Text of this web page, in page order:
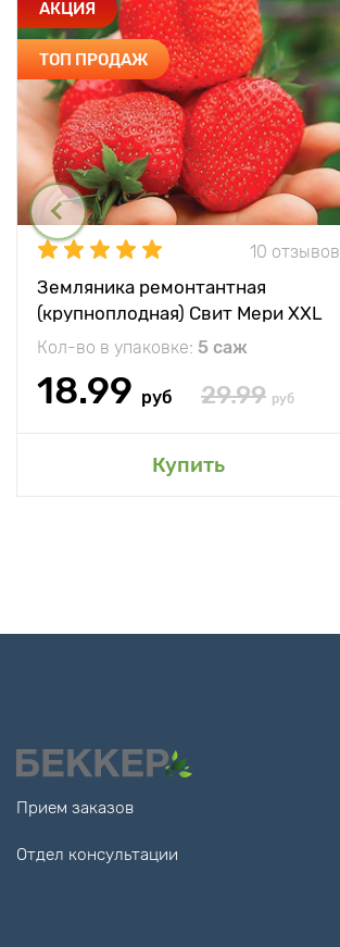
АКЦИЯ
ТОП ПРОДАЖ
10 отзывов
Земляника ремонтантная
(крупноплодная) Свит Мери XXL
Кол-во в упаковке: 5 саж
18.99 руб 29.99 руб
Купить
Прием заказов
Отдел консультации